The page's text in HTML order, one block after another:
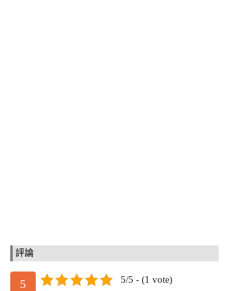
評論
5 5/5 - (1 vote)